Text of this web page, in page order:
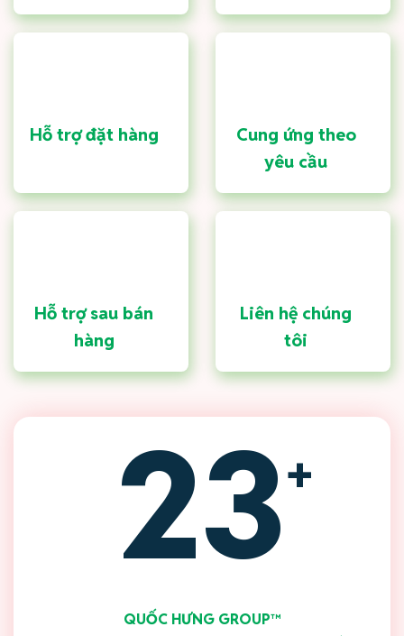
Hỗ trợ đặt hàng
Cung ứng theo
yêu cầu
Hỗ trợ sau bán
hàng
Liên hệ chúng
tôi
23+
QUỐC HƯNG GROUP™